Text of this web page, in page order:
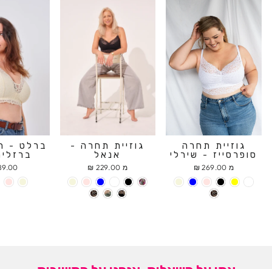
גוזיית תחרה
סופרסייז - שירלי
מ 269.00 ₪
גוזיית תחרה -
אנאל
מ 229.00 ₪
ברלט -
₪